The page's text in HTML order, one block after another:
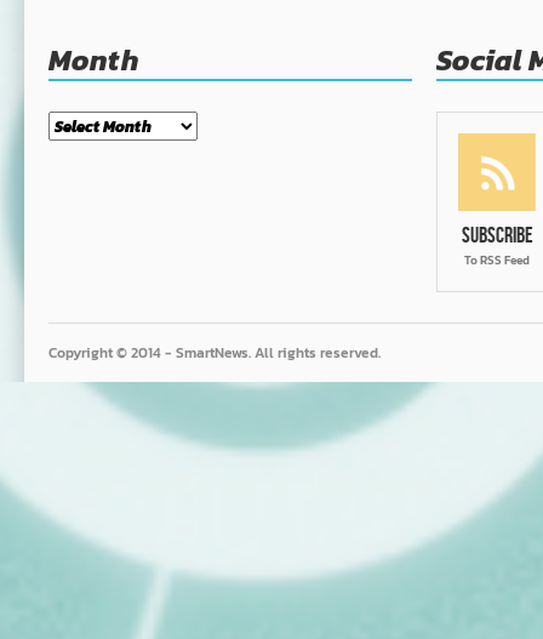
Month
Month
Social
Subscribe
To RSS Feed
Copyright © 2014 - SmartNews. All rights reserved.